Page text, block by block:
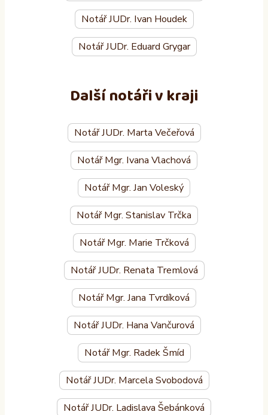
Notář JUDr. Ivan Houdek
Notář JUDr. Eduard Grygar
Další notáři v kraji
Notář JUDr. Marta Večeřová
Notář Mgr. Ivana Vlachová
Notář Mgr. Jan Voleský
Notář Mgr. Stanislav Trčka
Notář Mgr. Marie Trčková
Notář JUDr. Renata Tremlová
Notář Mgr. Jana Tvrdíková
Notář JUDr. Hana Vančurová
Notář Mgr. Radek Šmíd
Notář JUDr. Marcela Svobodová
Notář JUDr. Ladislava Šebánková